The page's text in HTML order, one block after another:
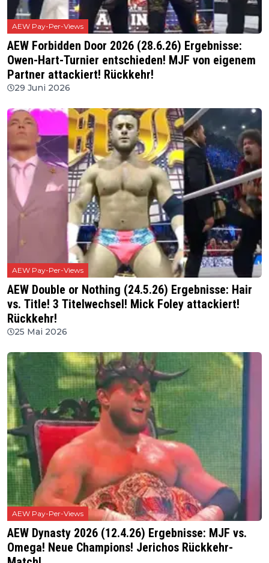
AEW Pay-Per-Views
AEW Forbidden Door 2026 (28.6.26) Ergebnisse:
Owen-Hart-Turnier entschieden! MJF von eigenem
Partner attackiert! Rückkehr!
29 Juni 2026
AEW Pay-Per-Views
AEW Double or Nothing (24.5.26) Ergebnisse: Hair
vs. Title! 3 Titelwechsel! Mick Foley attackiert!
Rückkehr!
25 Mai 2026
AEW Pay-Per-Views
AEW Dynasty 2026 (12.4.26) Ergebnisse: MJF vs.
Omega! Neue Champions! Jerichos Rückkehr-